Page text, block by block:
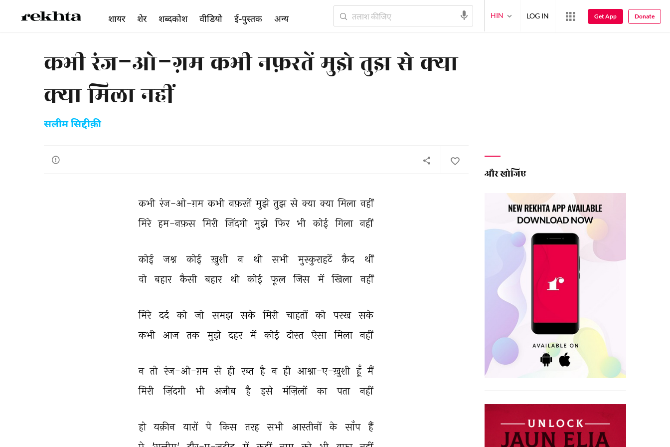
कभी रंज-ओ-ग़म कभी नफ़रतें मुझे तुझ से क्या
क्या मिला नहीं
सलीम सिद्दीक़ी
कभी रंज-ओ-ग़म कभी नफ़रतें मुझे तुझ से क्या क्या मिला नहीं
मिरे हम-नफ़स मिरी ज़िंदगी मुझे फिर भी कोई गिला नहीं
कोई जश्न कोई ख़ुशी न थी सभी मुस्कुराहटें क़ैद
थीं
वो बहार कैसी बहार थी कोई फूल जिस में खिला नहीं
मिरे दर्द को जो समझ सके मिरी चाहतों को परख
सके
कभी आज तक मुझे दहर में कोई दोस्त ऐसा मिला नहीं
न तो रंज-ओ-ग़म से ही रब्त है न ही आश्ना-ए-ख़ुशी हूँ मैं
मिरी
ज़िंदगी भी अजीब है इसे मंज़िलों का पता नहीं
हो यक़ीन यारों पे किस तरह सभी आस्तीनों के साँप
हैं
और खोजिए
शायर शेर शब्दकोश वीडियो ई-पुस्तक अन्य HIN LOG IN Get App Donate